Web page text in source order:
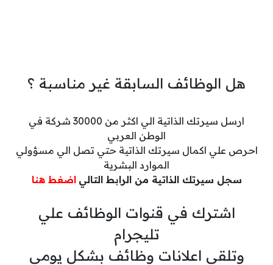
هل الوظائف السابقة غير مناسبة ؟
ارسل سيرتك الذاتية الي اكثر من 30000 شركة في
الوطن العربي
احرص علي اكمال سيرتك الذاتية حتي تصل الي مسؤولي
الموارد البشرية
سجل سيرتك الذاتية من الرابط التالي اضغط هنا
اشترك في قنوات الوظائف علي
تليجرام
وتلقي اعلانات وظائف بشكل يومي